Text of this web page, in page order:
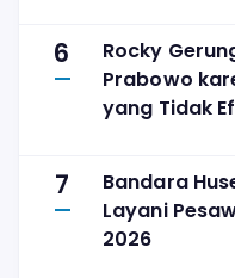
6
Rocky
Prabowo
yang Tidak
7
Bandara
Layani
2026